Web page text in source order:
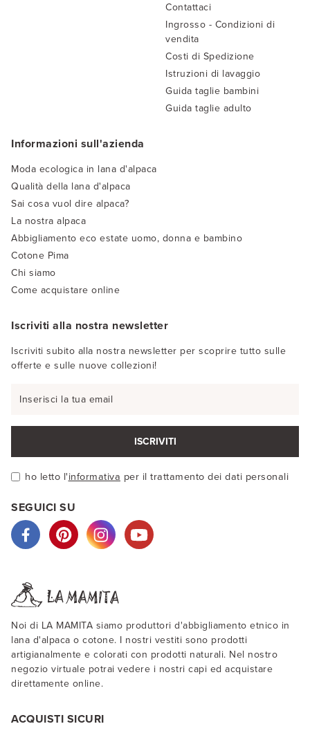
Informazioni sull'azienda
Moda ecologica in lana d'alpaca
Qualità della lana d'alpaca
Sai cosa vuol dire alpaca?
La nostra alpaca
Abbigliamento eco estate uomo, donna e bambino
Cotone Pima
Chi siamo
Come acquistare online
Contattaci
Ingrosso - Condizioni di
vendita
Costi di Spedizione
Istruzioni di lavaggio
Guida taglie bambini
Guida taglie adulto
Iscriviti alla nostra newsletter
Iscriviti subito alla nostra newsletter per scoprire tutto sulle
offerte e sulle nuove collezioni!
ISCRIVITI
ho letto l'informativa per il trattamento dei dati personali
SEGUICI SU
Noi di LA MAMITA siamo produttori d'abbigliamento etnico in
lana d'alpaca o cotone. I nostri vestiti sono prodotti
artigianalmente e colorati con prodotti naturali. Nel nostro
negozio virtuale potrai vedere i nostri capi ed acquistare
direttamente online.
ACQUISTI SICURI